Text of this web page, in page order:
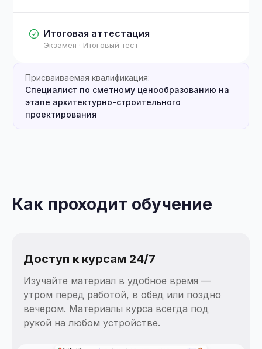
Итоговая аттестация
Экзамен · Итоговый тест
Присваиваемая квалификация:
Специалист по сметному ценообразованию на
этапе архитектурно-строительного
проектирования
Как проходит обучение
Доступ к курсам 24/7
Изучайте материал в удобное время —
утром перед работой, в обед или поздно
вечером. Материалы курса всегда под
рукой на любом устройстве.